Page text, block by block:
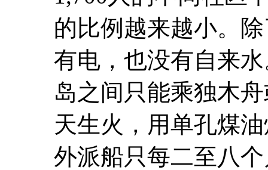
的比例越来越小。
有电，也没有自来
岛之间只能乘独木
天生火，用单孔煤
外派船只每二至八